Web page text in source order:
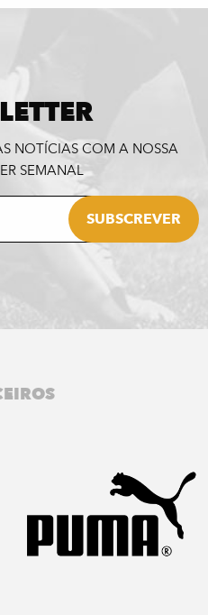
NOTÍCIAS COM A NOSSA
SEMANAL